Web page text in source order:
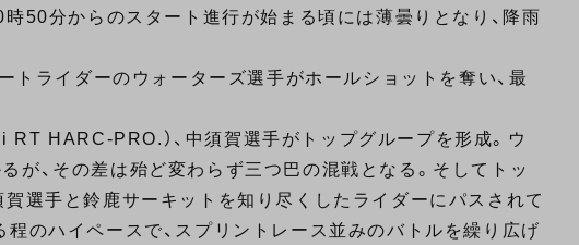
50分からのスタート進行が始まる頃には薄曇りとなり、降雨
トライダーのウォーターズ選手がホールショットを奪い、最
RT HARC-PRO.）、中須賀選手がトップグループを形成。ウ
、その差は殆ど変わらず三つ巴の混戦となる。そしてトッ
選手と鈴鹿サーキットを知り尽くしたライダーにパスされて
のハイペースで、スプリントレース並みのバトルを繰り広げ